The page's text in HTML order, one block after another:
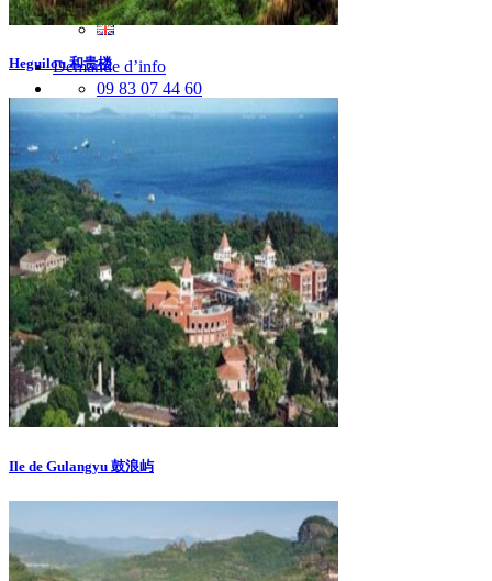
Demande d’info
09 83 07 44 60
Heguilou 和贵楼
Ile de Gulangyu 鼓浪屿